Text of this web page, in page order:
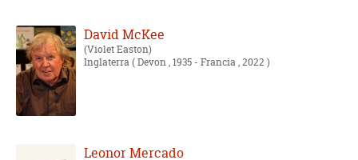
David McKee
Violet Easton
Inglaterra( Devon , 1935 - Francia , 2022 )
Leonor Mercado